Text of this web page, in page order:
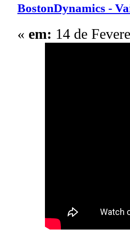
BostonDynamics -
« em: 14 de